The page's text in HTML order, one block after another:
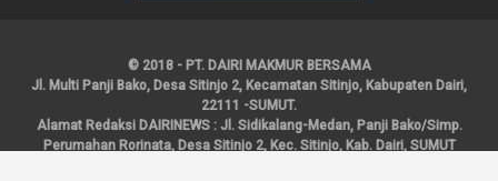
© 2018 - PT. DAIRI MAKMUR BERSAMA
Jl. Multi Panji Bako, Desa Sitinjo 2, Kecamatan Sitinjo, Kabupaten Dairi,
22111 -SUMUT.
Alamat Redaksi DAIRINEWS : Jl. Sidikalang-Medan, Panji Bako/Simp.
Perumahan Rorinata, Desa Sitinjo 2, Kec. Sitinjo, Kab. Dairi, SUMUT